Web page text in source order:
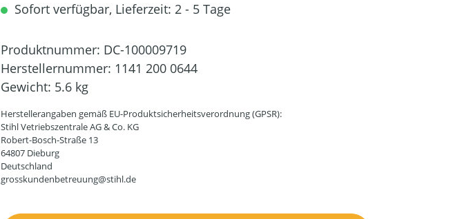
Sofort verfügbar, Lieferzeit: 2 - 5 Tage
Produktnummer: DC-100009719
Herstellernummer: 1141 200 0644
Gewicht: 5.6 kg
Herstellerangaben gemäß EU-Produktsicherheitsverordnung (GPSR):
Stihl Vetriebszentrale AG & Co. KG
Robert-Bosch-Straße 13
64807 Dieburg
Deutschland
grosskundenbetreuung@stihl.de